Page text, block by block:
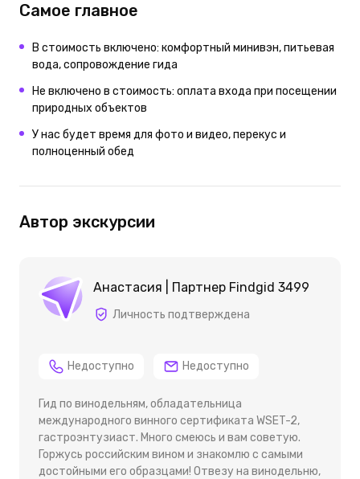
Самое главное
В стоимость включено: комфортный минивэн, питьевая
вода, сопровождение гида
Не включено в стоимость: оплата входа при посещении
природных объектов
У нас будет время для фото и видео, перекус и
полноценный обед
Автор экскурсии
Анастасия | Партнер Findgid 3499
Личность подтверждена
Недоступно Недоступно
Гид по винодельням, обладательница
международного винного сертификата WSET-2,
гастроэнтузиаст. Много смеюсь и вам советую.
Горжусь российским вином и знакомлю с самыми
достойными его образцами! Отвезу на винодельню,